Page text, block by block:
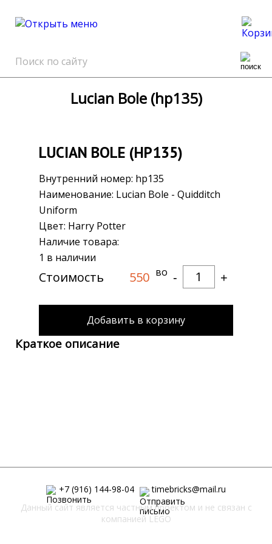
0
Lucian Bole (hp135)
LUCIAN BOLE (HP135)
Внутренний номер: hp135
Наименование: Lucian Bole - Quidditch
Uniform
Цвет: Harry Potter
Наличие товара:
1 в наличии
Стоимость 550
Количество - +
Добавить в корзину
Краткое описание
+7 (916) 144-98-04
timebricks@mail.ru
Данный сайт является частным проектом и не связан с
компанией LEGO